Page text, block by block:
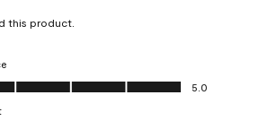
this product.
5.0 out of 5
5.0